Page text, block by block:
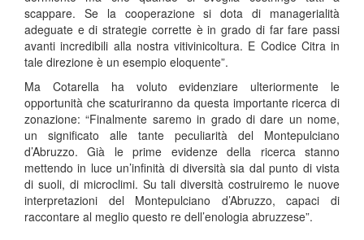
scappare. Se la cooperazione si dota di managerialità
adeguate e di strategie corrette è in grado di far fare passi
avanti incredibili alla nostra vitivinicoltura. E Codice Citra in
tale direzione è un esempio eloquente”.
Ma Cotarella ha voluto evidenziare ulteriormente le
opportunità che scaturiranno da questa importante ricerca di
zonazione: “Finalmente saremo in grado di dare un nome,
un significato alle tante peculiarità del Montepulciano
d’Abruzzo. Già le prime evidenze della ricerca stanno
mettendo in luce un’infinità di diversità sia dal punto di vista
di suoli, di microclimi. Su tali diversità costruiremo le nuove
interpretazioni del Montepulciano d’Abruzzo, capaci di
raccontare al meglio questo re dell’enologia abruzzese”.